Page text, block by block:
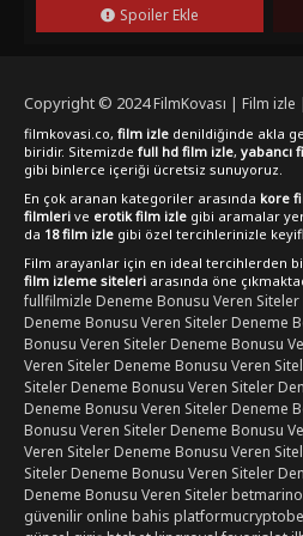
Spoiler Ekle
Copyright © 2024FilmKovası | Film izle
filmkovasi.co, film izle denildiğinde akla
biridir. Sitemizde full hd film izle, yabancı
gibi binlerce içeriği ücretsiz sunuyoruz.
En çok aranan kategoriler arasında kore
filmleri ve erotik film izle gibi aramalar
da 18 film izle gibi özel tercihlerinizle
Film arayanlar için en ideal tercihlerden
film izleme siteleri arasında öne
fullfilmizle Deneme Bonusu Veren Siteler
Deneme Bonusu Veren SitelerDeneme
Bonusu Veren SitelerDeneme Bonusu
Veren SitelerDeneme Bonusu Veren
SitelerDeneme Bonusu Veren Siteler
Deneme Bonusu Veren SitelerDeneme
Bonusu Veren SitelerDeneme Bonusu
Veren SitelerDeneme Bonusu Veren
SitelerDeneme Bonusu Veren Siteler
Deneme Bonusu Veren Sitelerbetmarino
güvenilir online bahis platformu